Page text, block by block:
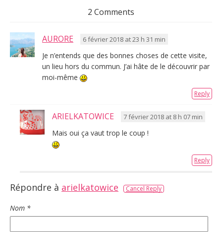
2 Comments
AURORE 6 février 2018 at 23 h 31 min
Je n’entends que des bonnes choses de cette visite,
un lieu hors du commun. J’ai hâte de le découvrir par
moi-même
Reply
ARIELKATOWICE 7 février 2018 at 8 h 07 min
Mais oui ça vaut trop le coup !
Reply
Répondre à arielkatowice Cancel Reply
Nom *